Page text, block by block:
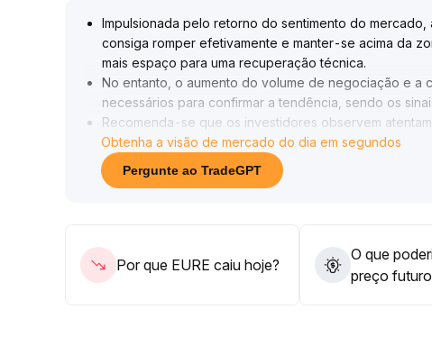
Impulsionada pelo retorno do sentimento do
consiga romper efetivamente e manter-se acima da
mais espaço para uma recuperação técnica.
No entanto, o aumento do volume de negociação e a
necessários para confirmar a tendência, sendo os
Recomenda-se que os investidores observem
uma estratégia de montagem de posição em etapas e
possíveis riscos de correção .
No geral, a operação deve permanecer cautelosa,
Obtenha a visão de mercado do dia em segundos
Pergunte ao TradeGPT
Por que EURE caiu hoje?
O que
preço